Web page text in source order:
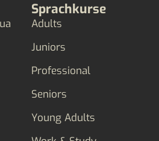
Sprachkurse
Adults
Juniors
Professional
Seniors
Young Adults